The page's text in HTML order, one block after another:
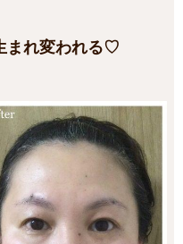
まれ変われる♡